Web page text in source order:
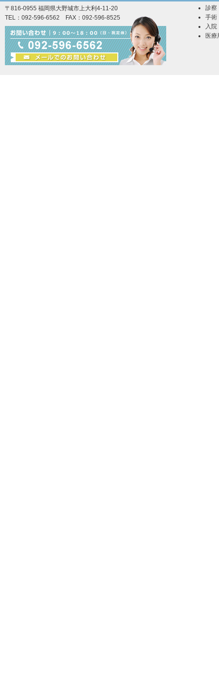
〒816-0955 福岡県大野城市上大利4-11-20
TEL：092-596-6562 FAX：092-596-8525
診察
手術
入院
医療